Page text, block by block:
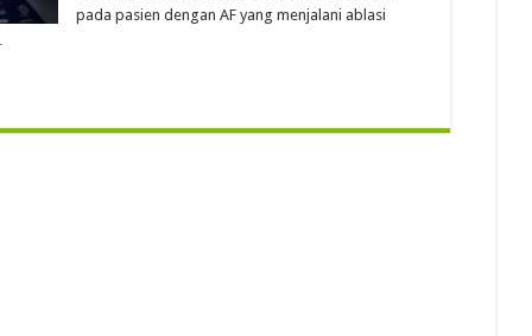
pada pasien dengan AF yang menjalani ablasi